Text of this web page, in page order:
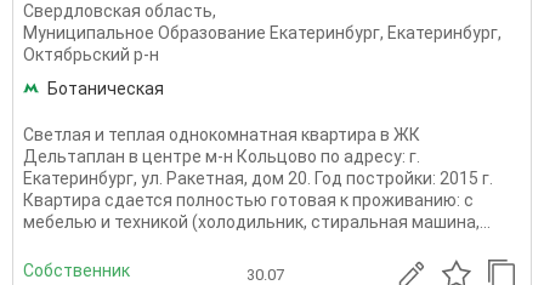
Свердловская область,
Муниципальное Образование Екатеринбург, Екатеринбург,
Октябрьский р-н
Ботаническая
Светлая и теплая однокомнатная квартира в ЖК
Дельтаплан в центре м-н Кольцово по адресу: г.
Екатеринбург, ул. Ракетная, дом 20. Год постройки: 2015 г.
Квартира сдается полностью готовая к проживанию: с
мебелью и техникой (холодильник, стиральная машина,...
Собственник 30.07